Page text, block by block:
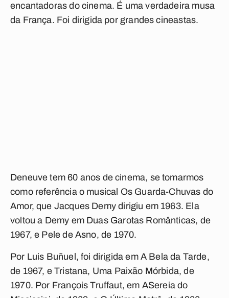
encantadoras do cinema. É uma verdadeira musa
da França. Foi dirigida por grandes cineastas.
Deneuve tem 60 anos de cinema, se tomarmos
como referência o musical Os Guarda-Chuvas do
Amor, que Jacques Demy dirigiu em 1963. Ela
voltou a Demy em Duas Garotas Românticas, de
1967, e Pele de Asno, de 1970.
Por Luis Buñuel, foi dirigida em A Bela da Tarde,
de 1967, e Tristana, Uma Paixão Mórbida, de
1970. Por François Truffaut, em ASereia do